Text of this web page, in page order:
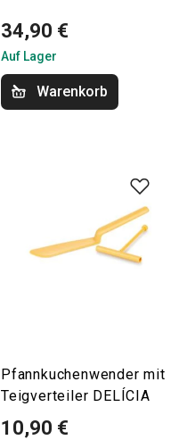
34,90 €
Auf Lager
Warenkorb
Pfannkuchenwender mit
Teigverteiler DELÍCIA
10,90 €